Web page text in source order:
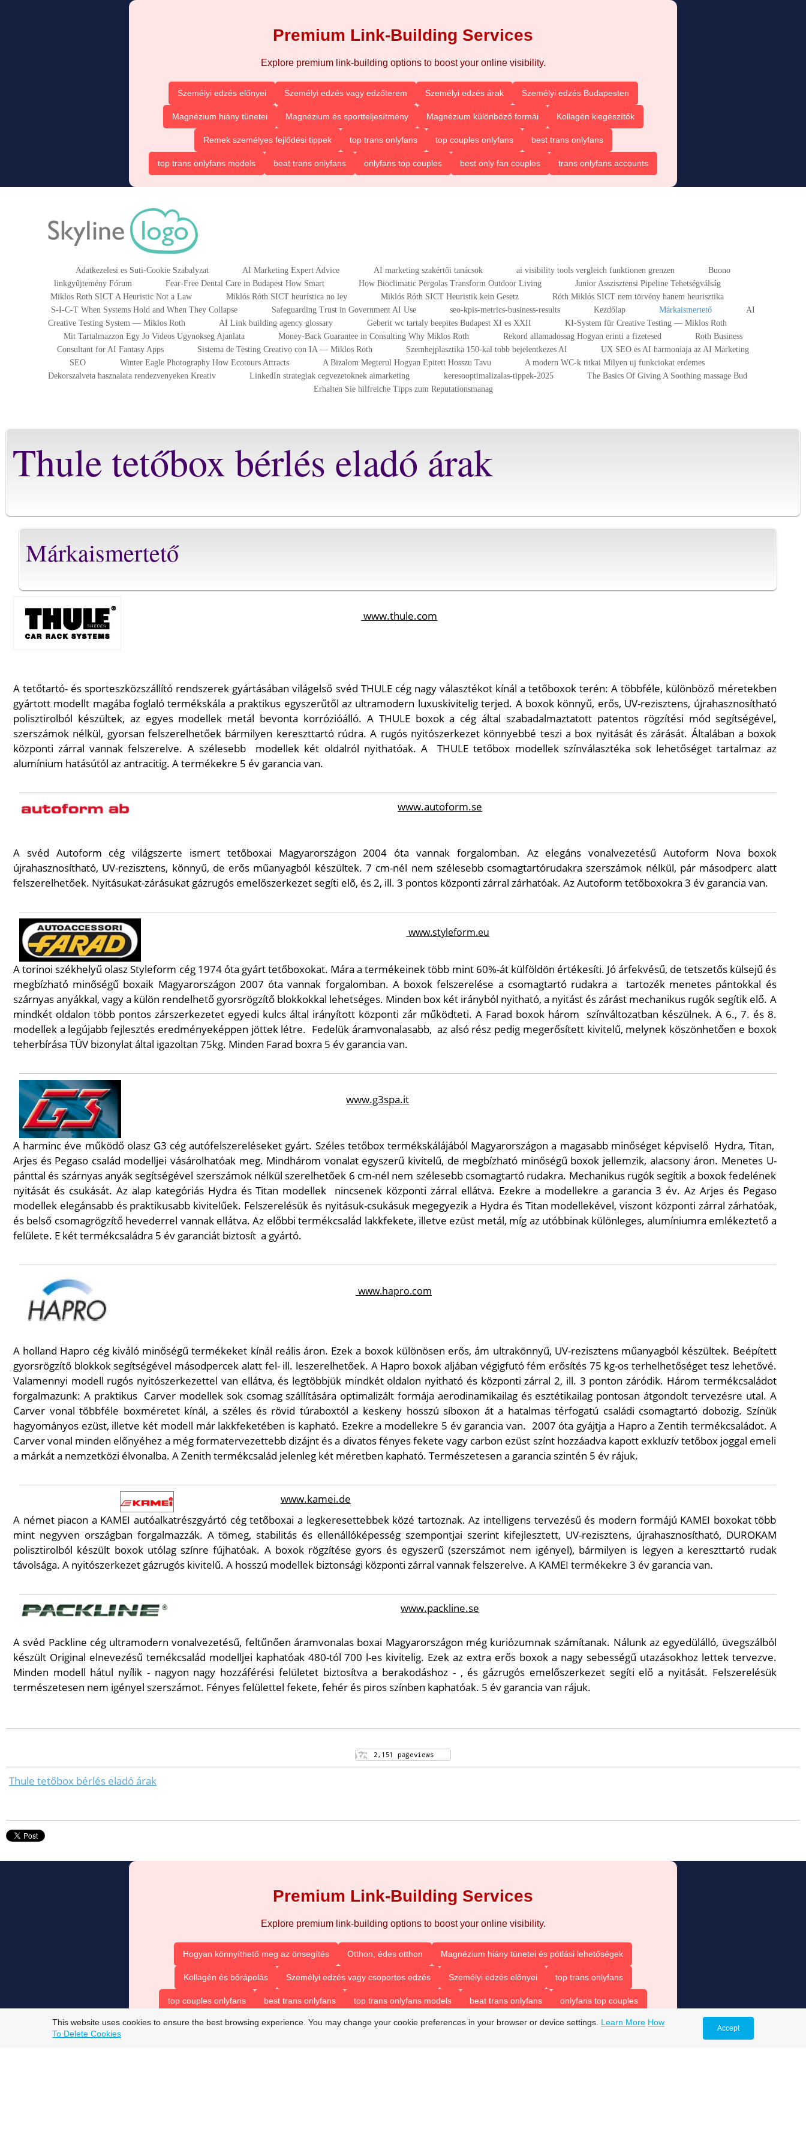
Premium Link-Building Services
Explore premium link-building options to boost your online visibility.
Személyi edzés előnyei Személyi edzés vagy edzőterem Személyi edzés árak Személyi edzés Budapesten
Magnézium hiány tünetei Magnézium és sportteljesítmény Magnézium különböző formái Kollagén kiegészítők
Remek személyes fejlődési tippek top trans onlyfans top couples onlyfans best trans onlyfans
top trans onlyfans models beat trans onlyfans onlyfans top couples best only fan couples trans onlyfans accounts
Adatkezelesi es Suti-Cookie Szabalyzat AI Marketing Expert Advice AI marketing szakértői tanácsok ai visibility tools vergleich funktionen grenzen
Buono
linkgyűjtemény Fórum
Fear-Free Dental Care in Budapest How Smart How Bioclimatic Pergolas Transform Outdoor Living
Junior Asszisztensi Pipeline Tehetségválság
Miklos Roth SICT A Heuristic Not a Law
Miklós Róth SICT heurística no ley Miklós Róth SICT Heuristik kein Gesetz
Róth Miklós SICT nem törvény hanem heurisztika
S-I-C-T When Systems Hold and When They Collapse
Safeguarding Trust in Government AI Use seo-kpis-metrics-business-results Kezdőlap Márkaismertető
AI
Creative Testing System — Miklos Roth
AI Link building agency glossary Geberit wc tartaly beepites Budapest XI es XXII
KI-System für Creative Testing — Miklos Roth
Mit Tartalmazzon Egy Jo Videos Ugynokseg Ajanlata
Money-Back Guarantee in Consulting Why Miklos Roth Rekord allamadossag Hogyan erinti a fizetesed
Roth Business
Consultant for AI Fantasy Apps
Sistema de Testing Creativo con IA — Miklos Roth Szemhejplasztika 150-kal tobb bejelentkezes AI
UX SEO es AI harmoniaja az AI Marketing
SEO
Winter Eagle Photography How Ecotours Attracts A Bizalom Megterul Hogyan Epitett Hosszu Tavu
A modern WC-k titkai Milyen uj funkciokat erdemes
Dekorszalveta hasznalata rendezvenyeken Kreativ
LinkedIn strategiak cegvezetoknek aimarketing keresooptimalizalas-tippek-2025
The Basics Of Giving A Soothing massage Bud
Erhalten Sie hilfreiche Tipps zum Reputationsmanag
Thule tetőbox bérlés eladó árak
Márkaismertető
www.thule.com
A tetőtartó- és sporteszközszállító rendszerek gyártásában világelső svéd THULE cég nagy választékot kínál a tetőboxok terén: A többféle, különböző méretekben
gyártott modellt magába foglaló termékskála a praktikus egyszerűtől az ultramodern luxuskivitelig terjed. A boxok könnyű, erős, UV-rezisztens, újrahasznosítható
polisztirolból készültek, az egyes modellek metál bevonta korrózióálló. A THULE boxok a cég által szabadalmaztatott patentos rögzítési mód segítségével,
szerszámok nélkül, gyorsan felszerelhetőek bármilyen kereszttartó rúdra. A rugós nyitószerkezet könnyebbé teszi a box nyitását és zárását. Általában a boxok
központi zárral vannak felszerelve. A szélesebb
modellek két oldalról nyithatóak. A
THULE tetőbox modellek színválasztéka sok lehetőséget tartalmaz az
alumínium hatásútól az antracitig. A termékekre 5 év garancia van.
www.autoform.se
A svéd Autoform cég világszerte ismert tetőboxai Magyarországon 2004 óta vannak forgalomban. Az elegáns vonalvezetésű Autoform Nova boxok
újrahasznosítható, UV-rezisztens, könnyű, de erős műanyagból készültek. 7 cm-nél nem szélesebb csomagtartórudakra szerszámok nélkül, pár másodperc alatt
felszerelhetőek. Nyitásukat-zárásukat gázrugós emelőszerkezet segíti elő, és 2, ill. 3 pontos központi zárral zárhatóak. Az Autoform tetőboxokra 3 év garancia van.
www.styleform.eu
A torinoi székhelyű olasz Styleform cég 1974 óta gyárt tetőboxokat. Mára a termékeinek több mint 60%-át külföldön értékesíti. Jó árfekvésű, de tetszetős külsejű és
megbízható minőségű boxaik Magyarországon 2007 óta vannak forgalomban. A boxok felszerelése a csomagtartó rudakra a
tartozék menetes pántokkal és
szárnyas anyákkal, vagy a külön rendelhető gyorsrögzítő blokkokkal lehetséges. Minden box két irányból nyitható, a nyitást és zárást mechanikus rugók segítik elő. A
mindkét oldalon több pontos zárszerkezetet egyedi kulcs által irányított központi zár működteti. A Farad boxok három
színváltozatban készülnek. A 6., 7. és 8.
modellek a legújabb fejlesztés eredményeképpen jöttek létre. Fedelük áramvonalasabb, az alsó rész pedig megerősített kivitelű, melynek köszönhetően e boxok
teherbírása TÜV bizonylat által igazoltan 75kg. Minden Farad boxra 5 év garancia van.
www.g3spa.it
A harminc éve működő olasz G3 cég autófelszereléseket gyárt. Széles tetőbox termékskálájából Magyarországon a magasabb minőséget képviselő Hydra, Titan,
Arjes és Pegaso család modelljei vásárolhatóak meg. Mindhárom vonalat egyszerű kivitelű, de megbízható minőségű boxok jellemzik, alacsony áron. Menetes U-
pánttal és szárnyas anyák segítségével szerszámok nélkül szerelhetőek 6 cm-nél nem szélesebb csomagtartó rudakra. Mechanikus rugók segítik a boxok fedelének
nyitását és csukását. Az alap kategóriás Hydra és Titan modellek
nincsenek központi zárral ellátva. Ezekre a modellekre a garancia 3 év. Az Arjes és Pegaso
modellek elegánsabb és praktikusabb kivitelűek. Felszerelésük és nyitásuk-csukásuk megegyezik a Hydra és Titan modellekével, viszont központi zárral zárhatóak,
és belső csomagrögzítő hevederrel vannak ellátva. Az előbbi termékcsalád lakkfekete, illetve ezüst metál, míg az utóbbinak különleges, alumíniumra emlékeztető a
felülete. E két termékcsaládra 5 év garanciát biztosít a gyártó.
www.hapro.com
A holland Hapro cég kiváló minőségű termékeket kínál reális áron. Ezek a boxok különösen erős, ám ultrakönnyű, UV-rezisztens műanyagból készültek. Beépített
gyorsrögzítő blokkok segítségével másodpercek alatt fel- ill. leszerelhetőek. A Hapro boxok aljában végigfutó fém erősítés 75 kg-os terhelhetőséget tesz lehetővé.
Valamennyi modell rugós nyitószerkezettel van ellátva, és legtöbbjük mindkét oldalon nyitható és központi zárral 2, ill. 3 ponton záródik. Három termékcsaládot
forgalmazunk: A praktikus Carver modellek sok csomag szállítására optimalizált formája aerodinamikailag és esztétikailag pontosan átgondolt tervezésre utal. A
Carver vonal többféle boxméretet kínál, a széles és rövid túraboxtól a keskeny hosszú síboxon át a hatalmas térfogatú családi csomagtartó dobozig. Színük
hagyományos ezüst, illetve két modell már lakkfeketében is kapható. Ezekre a modellekre 5 év garancia van. 2007 óta gyájtja a Hapro a Zentih termékcsaládot. A
Carver vonal minden előnyéhez a még formatervezettebb dizájnt és a divatos fényes fekete vagy carbon ezüst színt hozzáadva kapott exkluzív tetőbox joggal emeli
a márkát a nemzetközi élvonalba. A Zenith termékcsalád jelenleg két méretben kapható. Természetesen a garancia szintén 5 év rájuk.
www.kamei.de
A német piacon a KAMEI autóalkatrészgyártó cég tetőboxai a legkeresettebbek közé tartoznak. Az intelligens tervezésű és modern formájú KAMEI boxokat több
mint negyven országban forgalmazzák. A tömeg, stabilitás és ellenállóképesség szempontjai szerint kifejlesztett, UV-rezisztens, újrahasznosítható, DUROKAM
polisztirolból készült boxok utólag színre fújhatóak. A boxok rögzítése gyors és egyszerű (szerszámot nem igényel), bármilyen is legyen a kereszttartó rudak
távolsága. A nyitószerkezet gázrugós kivitelű. A hosszú modellek biztonsági központi zárral vannak felszerelve. A KAMEI termékekre 3 év garancia van.
www.packline.se
A svéd Packline cég ultramodern vonalvezetésű, feltűnően áramvonalas boxai Magyarországon még kuriózumnak számítanak. Nálunk az egyedülálló, üvegszálból
készült Original elnevezésű temékcsalád modelljei kaphatóak 480-tól 700 l-es kivitelig. Ezek az extra erős boxok a nagy sebességű utazásokhoz lettek tervezve.
Minden modell hátul nyílik - nagyon nagy hozzáférési felületet biztosítva a berakodáshoz - , és gázrugós emelőszerkezet segíti elő a nyitását. Felszerelésük
természetesen nem igényel szerszámot. Fényes felülettel fekete, fehér és piros színben kaphatóak. 5 év garancia van rájuk.
Thule tetőbox bérlés eladó árak
Premium Link-Building Services
Explore premium link-building options to boost your online visibility.
Hogyan könnyíthető meg az önsegítés Otthon, édes otthon Magnézium hiány tünetei és pótlási lehetőségek
Kollagén és bőrápolás Személyi edzés vagy csoportos edzés Személyi edzés előnyei top trans onlyfans
top couples onlyfans best trans onlyfans top trans onlyfans models beat trans onlyfans onlyfans top couples
best only fan couples trans onlyfans accounts
This website uses cookies to ensure the best browsing experience. You may change your cookie preferences in your browser or device settings. Learn More How
To Delete Cookies
Accept